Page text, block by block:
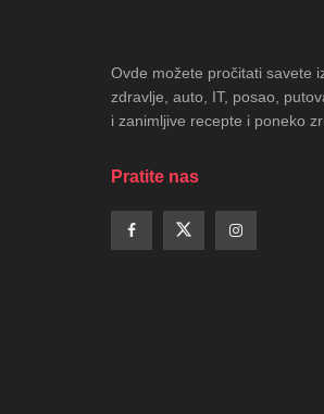
Ovde možete pročitati savete
zdravlje, auto, IT, posao,
i zanimljive recepte i poneko
Pratite nas